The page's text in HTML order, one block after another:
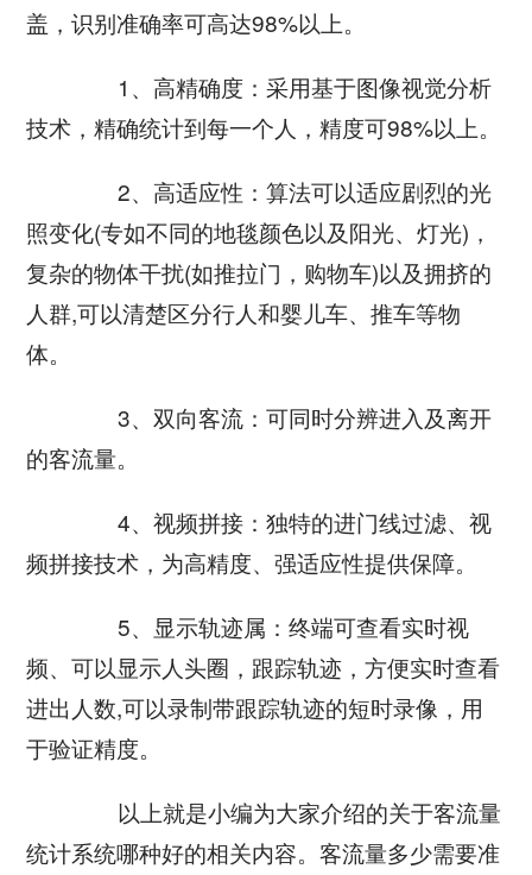
盖，识别准确率可高达98%以上。
1、高精确度：采用基于图像视觉分析
技术，精确统计到每一个人，精度可98%以上。
2、高适应性：算法可以适应剧烈的光
照变化(专如不同的地毯颜色以及阳光、灯光)，
复杂的物体干扰(如推拉门，购物车)以及拥挤的
人群,可以清楚区分行人和婴儿车、推车等物
体。
3、双向客流：可同时分辨进入及离开
的客流量。
4、视频拼接：独特的进门线过滤、视
频拼接技术，为高精度、强适应性提供保障。
5、显示轨迹属：终端可查看实时视
频、可以显示人头圈，跟踪轨迹，方便实时查看
进出人数,可以录制带跟踪轨迹的短时录像，用
于验证精度。
以上就是小编为大家介绍的关于客流量
统计系统哪种好的相关内容。客流量多少需要准